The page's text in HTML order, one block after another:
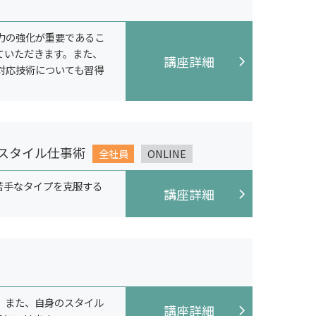
の強化が重要であるこ
ただきます。また、
応技術についても習得
講座詳細
タイル仕事術 全社員 ONLINE
なタイプを克服する 講座詳細
また、自身のスタイル
講座詳細